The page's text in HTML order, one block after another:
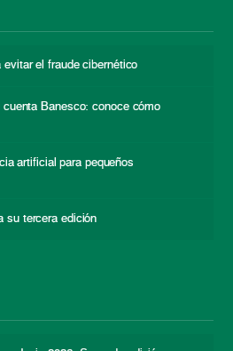
evitar el fraude cibernético
cuenta Banesco: conoce cómo
artificial para pequeños
su tercera edición